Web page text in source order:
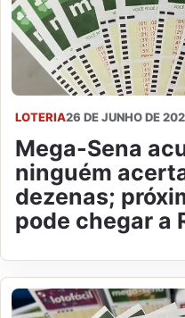
LOTERIA26 DE JUNHO DE
Mega-Sena
ninguém
dezenas;
pode chegar a